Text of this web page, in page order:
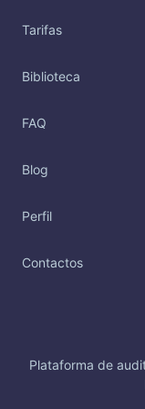
Tarifas
Biblioteca
FAQ
Blog
Perfil
Contactos
Plataforma de